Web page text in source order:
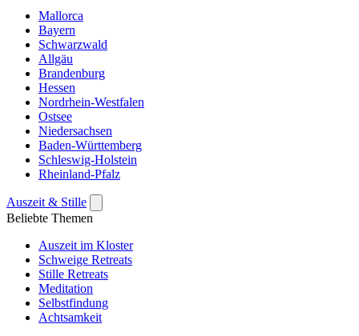
Mallorca
Bayern
Schwarzwald
Allgäu
Brandenburg
Hessen
Nordrhein-Westfalen
Ostsee
Niedersachsen
Baden-Württemberg
Schleswig-Holstein
Rheinland-Pfalz
Auszeit & Stille
Beliebte Themen
Auszeit im Kloster
Schweige Retreats
Stille Retreats
Meditation
Selbstfindung
Achtsamkeit